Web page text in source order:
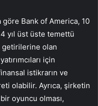
göre Bank of America, 10
yıl üst üste temettü
olan
için
istikrarın ve
olabilir. Ayrıca, şirketin
oyuncu olması,